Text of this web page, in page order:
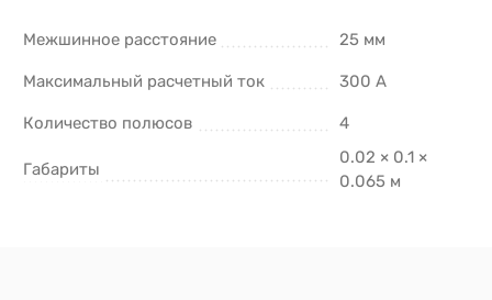
Межшинное расстояние 25 мм
Максимальный расчетный ток 300 А
Количество полюсов 4
Габариты
0.02 × 0.1 ×
0.065 м